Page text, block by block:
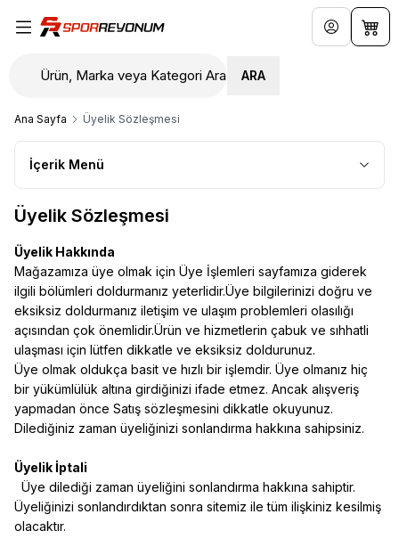
ARA
Hesabım
Ana Sayfa Üyelik Sözleşmesi
İçerik Menü
Üyelik Sözleşmesi
Üyelik Hakkında
Mağazamıza üye olmak için Üye İşlemleri sayfamıza giderek
ilgili bölümleri doldurmanız yeterlidir.Üye bilgilerinizi doğru ve
eksiksiz doldurmanız iletişim ve ulaşım problemleri olasılığı
açısından çok önemlidir.Ürün ve hizmetlerin çabuk ve sıhhatli
ulaşması için lütfen dikkatle ve eksiksiz doldurunuz.
Üye olmak oldukça basit ve hızlı bir işlemdir. Üye olmanız hiç
bir yükümlülük altına girdiğinizi ifade etmez. Ancak alışveriş
yapmadan önce Satış sözleşmesini dikkatle okuyunuz.
Dilediğiniz zaman üyeliğinizi sonlandırma hakkına sahipsiniz.
Üyelik İptali
Üye dilediği zaman üyeliğini sonlandırma hakkına sahiptir.
Üyeliğinizi sonlandırdıktan sonra sitemiz ile tüm ilişkiniz kesilmiş
olacaktır.